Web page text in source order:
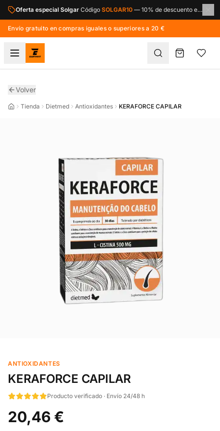
Saltar al contenido principal
Oferta especial Solgar Código SOLGAR10 — 10% de descuento en toda la marca Solgar.
Envío gratuito en compras iguales o superiores a 20 €
Volver
Tienda Dietmed Antioxidantes KERAFORCE CAPILAR
ANTIOXIDANTES
KERAFORCE CAPILAR
Producto verificado · Envío 24/48 h
20,46 €